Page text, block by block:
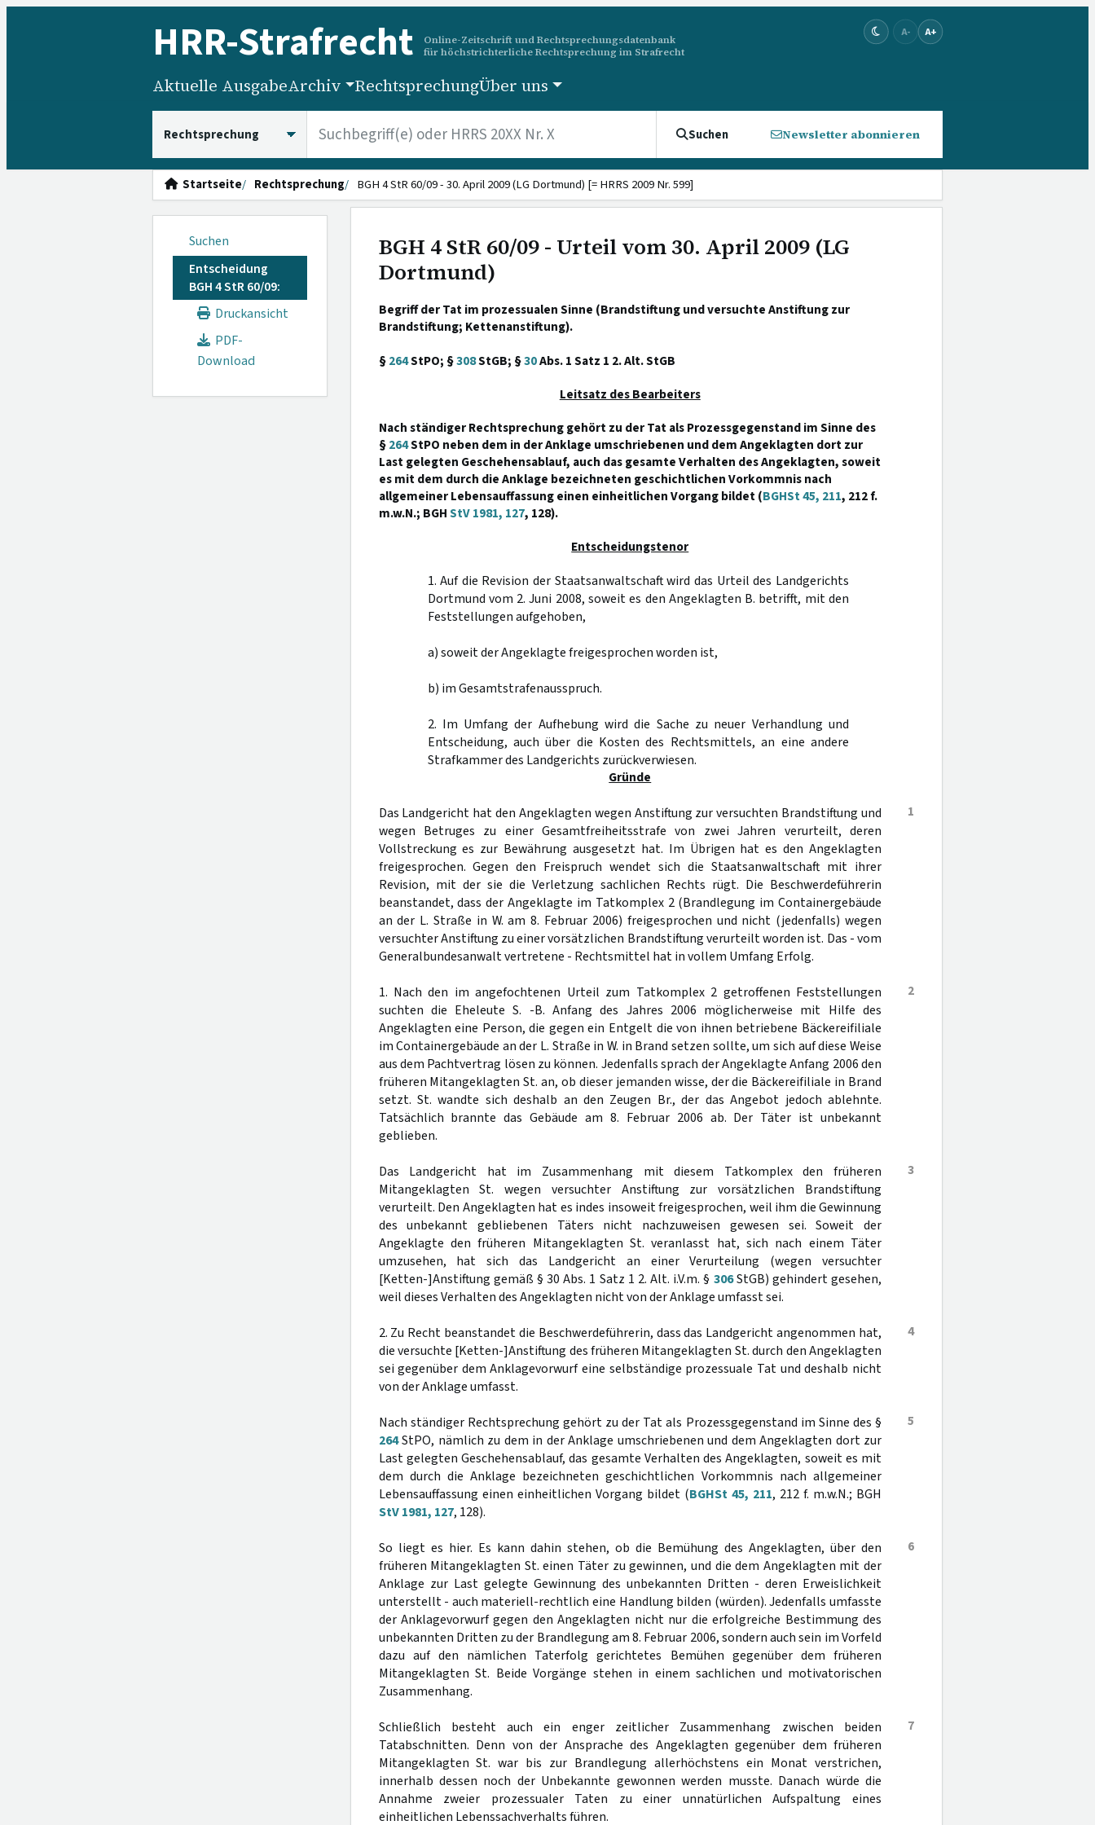
HRR-Strafrecht
Online-Zeitschrift und Rechtsprechungsdatenbank
für höchstrichterliche Rechtsprechung im Strafrecht
A- A+
Aktuelle AusgabeArchiv RechtsprechungÜber uns
Suchen Newsletter abonnieren
Startseite Rechtsprechung BGH 4 StR 60/09 - 30. April 2009 (LG Dortmund) [= HRRS 2009 Nr. 599]
Suchen
Entscheidung
BGH 4 StR 60/09:
Druckansicht
PDF-
Download
BGH 4 StR 60/09 - Urteil vom 30. April 2009 (LG
Dortmund)
Begriff der Tat im prozessualen Sinne (Brandstiftung und versuchte Anstiftung zur
Brandstiftung; Kettenanstiftung).
§264StPO; §308StGB; §30Abs. 1 Satz 1 2. Alt. StGB
Leitsatz des Bearbeiters
Nach ständiger Rechtsprechung gehört zu der Tat als Prozessgegenstand im Sinne des
§264StPO neben dem in der Anklage umschriebenen und dem Angeklagten dort zur
Last gelegten Geschehensablauf, auch das gesamte Verhalten des Angeklagten, soweit
es mit dem durch die Anklage bezeichneten geschichtlichen Vorkommnis nach
allgemeiner Lebensauffassung einen einheitlichen Vorgang bildet (BGHSt 45, 211, 212 f.
m.w.N.; BGHStV 1981, 127, 128).
Entscheidungstenor
1. Auf die Revision der Staatsanwaltschaft wird das Urteil des Landgerichts
Dortmund vom 2. Juni 2008, soweit es den Angeklagten B. betrifft, mit den
Feststellungen aufgehoben,
a) soweit der Angeklagte freigesprochen worden ist,
b) im Gesamtstrafenausspruch.
2. Im Umfang der Aufhebung wird die Sache zu neuer Verhandlung und
Entscheidung, auch über die Kosten des Rechtsmittels, an eine andere
Strafkammer des Landgerichts zurückverwiesen.
Gründe
1
Das Landgericht hat den Angeklagten wegen Anstiftung zur versuchten Brandstiftung und
wegen Betruges zu einer Gesamtfreiheitsstrafe von zwei Jahren verurteilt, deren
Vollstreckung es zur Bewährung ausgesetzt hat. Im Übrigen hat es den Angeklagten
freigesprochen. Gegen den Freispruch wendet sich die Staatsanwaltschaft mit ihrer
Revision, mit der sie die Verletzung sachlichen Rechts rügt. Die Beschwerdeführerin
beanstandet, dass der Angeklagte im Tatkomplex 2 (Brandlegung im Containergebäude
an der L. Straße in W. am 8. Februar 2006) freigesprochen und nicht (jedenfalls) wegen
versuchter Anstiftung zu einer vorsätzlichen Brandstiftung verurteilt worden ist. Das - vom
Generalbundesanwalt vertretene - Rechtsmittel hat in vollem Umfang Erfolg.
2
1. Nach den im angefochtenen Urteil zum Tatkomplex 2 getroffenen Feststellungen
suchten die Eheleute S. -B. Anfang des Jahres 2006 möglicherweise mit Hilfe des
Angeklagten eine Person, die gegen ein Entgelt die von ihnen betriebene Bäckereifiliale
im Containergebäude an der L. Straße in W. in Brand setzen sollte, um sich auf diese Weise
aus dem Pachtvertrag lösen zu können. Jedenfalls sprach der Angeklagte Anfang 2006 den
früheren Mitangeklagten St. an, ob dieser jemanden wisse, der die Bäckereifiliale in Brand
setzt. St. wandte sich deshalb an den Zeugen Br., der das Angebot jedoch ablehnte.
Tatsächlich brannte das Gebäude am 8. Februar 2006 ab. Der Täter ist unbekannt
geblieben.
3
Das Landgericht hat im Zusammenhang mit diesem Tatkomplex den früheren
Mitangeklagten St. wegen versuchter Anstiftung zur vorsätzlichen Brandstiftung
verurteilt. Den Angeklagten hat es indes insoweit freigesprochen, weil ihm die Gewinnung
des unbekannt gebliebenen Täters nicht nachzuweisen gewesen sei. Soweit der
Angeklagte den früheren Mitangeklagten St. veranlasst hat, sich nach einem Täter
umzusehen, hat sich das Landgericht an einer Verurteilung (wegen versuchter
[Ketten-]Anstiftung gemäß § 30 Abs. 1 Satz 1 2. Alt. i.V.m. § 306StGB) gehindert gesehen,
weil dieses Verhalten des Angeklagten nicht von der Anklage umfasst sei.
4
2. Zu Recht beanstandet die Beschwerdeführerin, dass das Landgericht angenommen hat,
die versuchte [Ketten-]Anstiftung des früheren Mitangeklagten St. durch den Angeklagten
sei gegenüber dem Anklagevorwurf eine selbständige prozessuale Tat und deshalb nicht
von der Anklage umfasst.
5
Nach ständiger Rechtsprechung gehört zu der Tat als Prozessgegenstand im Sinne des §
264StPO, nämlich zu dem in der Anklage umschriebenen und dem Angeklagten dort zur
Last gelegten Geschehensablauf, das gesamte Verhalten des Angeklagten, soweit es mit
dem durch die Anklage bezeichneten geschichtlichen Vorkommnis nach allgemeiner
Lebensauffassung einen einheitlichen Vorgang bildet (BGHSt 45, 211, 212 f. m.w.N.; BGH
StV 1981, 127, 128).
6
So liegt es hier. Es kann dahin stehen, ob die Bemühung des Angeklagten, über den
früheren Mitangeklagten St. einen Täter zu gewinnen, und die dem Angeklagten mit der
Anklage zur Last gelegte Gewinnung des unbekannten Dritten - deren Erweislichkeit
unterstellt - auch materiell-rechtlich eine Handlung bilden (würden). Jedenfalls umfasste
der Anklagevorwurf gegen den Angeklagten nicht nur die erfolgreiche Bestimmung des
unbekannten Dritten zu der Brandlegung am 8. Februar 2006, sondern auch sein im Vorfeld
dazu auf den nämlichen Taterfolg gerichtetes Bemühen gegenüber dem früheren
Mitangeklagten St. Beide Vorgänge stehen in einem sachlichen und motivatorischen
Zusammenhang.
7
Schließlich besteht auch ein enger zeitlicher Zusammenhang zwischen beiden
Tatabschnitten. Denn von der Ansprache des Angeklagten gegenüber dem früheren
Mitangeklagten St. war bis zur Brandlegung allerhöchstens ein Monat verstrichen,
innerhalb dessen noch der Unbekannte gewonnen werden musste. Danach würde die
Annahme zweier prozessualer Taten zu einer unnatürlichen Aufspaltung eines
einheitlichen Lebenssachverhalts führen.